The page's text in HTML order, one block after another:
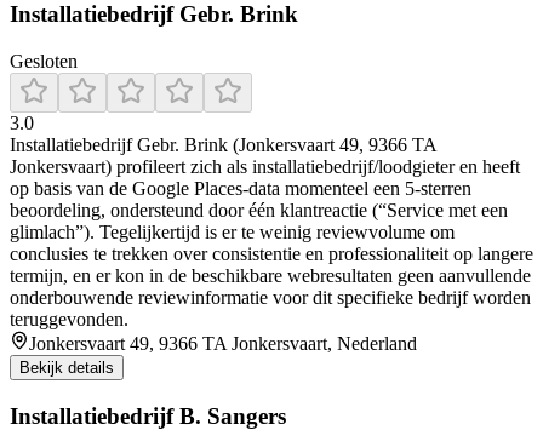
Installatiebedrijf Gebr. Brink
Gesloten
3.0
Installatiebedrijf Gebr. Brink (Jonkersvaart 49, 9366 TA
Jonkersvaart) profileert zich als installatiebedrijf/loodgieter en heeft
op basis van de Google Places-data momenteel een 5-sterren
beoordeling, ondersteund door één klantreactie (“Service met een
glimlach”). Tegelijkertijd is er te weinig reviewvolume om
conclusies te trekken over consistentie en professionaliteit op langere
termijn, en er kon in de beschikbare webresultaten geen aanvullende
onderbouwende reviewinformatie voor dit specifieke bedrijf worden
teruggevonden.
Jonkersvaart 49, 9366 TA Jonkersvaart, Nederland
Bekijk details
Installatiebedrijf B. Sangers